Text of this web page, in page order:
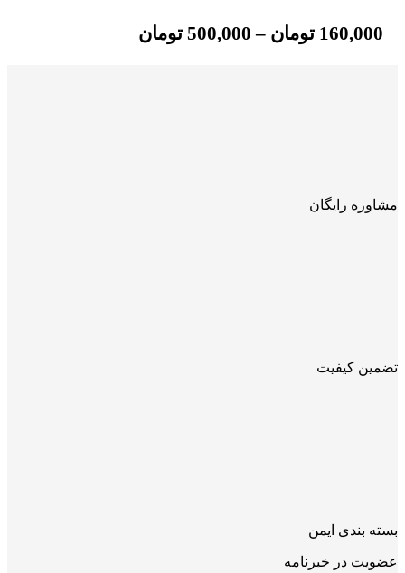
160,000 تومان –
500,000 تومان
مشاوره رایگان
تضمین کیفیت
بسته بندی ایمن
عضویت در خبرنامه